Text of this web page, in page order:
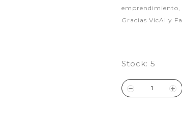
emprendimiento,
Gracias VicAlly
Stock: 5